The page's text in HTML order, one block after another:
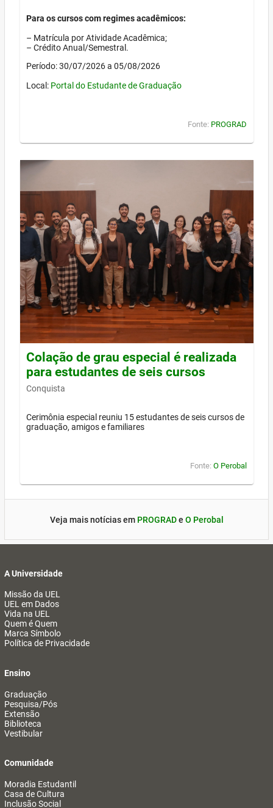
Para os cursos com regimes acadêmicos:
– Matrícula por Atividade Acadêmica;
– Crédito Anual/Semestral.
Período: 30/07/2026 a 05/08/2026
Local: Portal do Estudante de Graduação
Fonte: PROGRAD
Colação de grau especial é realizada
para estudantes de seis cursos
Conquista
Cerimônia especial reuniu 15 estudantes de seis cursos de
graduação, amigos e familiares
Fonte: O Perobal
Veja mais notícias em PROGRADe O Perobal
A Universidade
Missão da UEL
UEL em Dados
Vida na UEL
Quem é Quem
Marca Símbolo
Política de Privacidade
Ensino
Graduação
Pesquisa/Pós
Extensão
Biblioteca
Vestibular
Comunidade
Moradia Estudantil
Casa de Cultura
Inclusão Social